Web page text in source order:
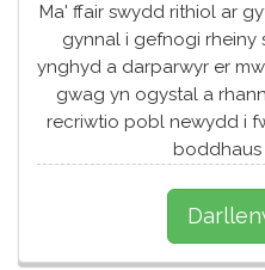
Ma' ffair swydd rithiol ar
gynnal i gefnogi rheiny
ynghyd a darparwyr er
gwag yn ogystal a
recriwtio pobl newydd i
boddhaus